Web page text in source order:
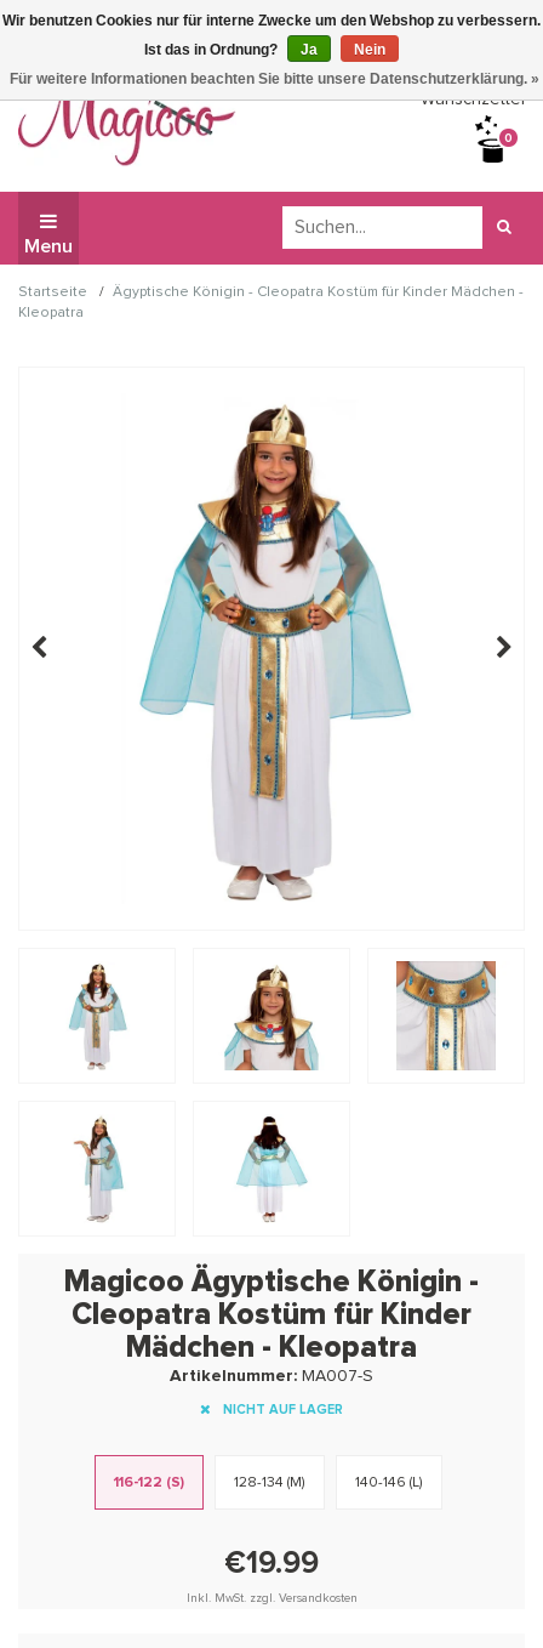
Wir haben Betriebsferien, daher können Sie derzeit nicht
bestellen.
Wunschzettel
0
Menu
Startseite / Ägyptische Königin - Cleopatra Kostüm für Kinder Mädchen -
Kleopatra
Magicoo Ägyptische Königin -
Cleopatra Kostüm für Kinder
Mädchen - Kleopatra
Artikelnummer: MA007-S
NICHT AUF LAGER
116-122 (S) 128-134 (M) 140-146 (L)
€19.99
Inkl. MwSt. zzgl. Versandkosten
Wir benutzen Cookies nur für interne Zwecke um den Webshop zu verbessern.
Ist das in Ordnung?
Ja
Nein
Für weitere Informationen beachten Sie bitte unsere Datenschutzerklärung. »